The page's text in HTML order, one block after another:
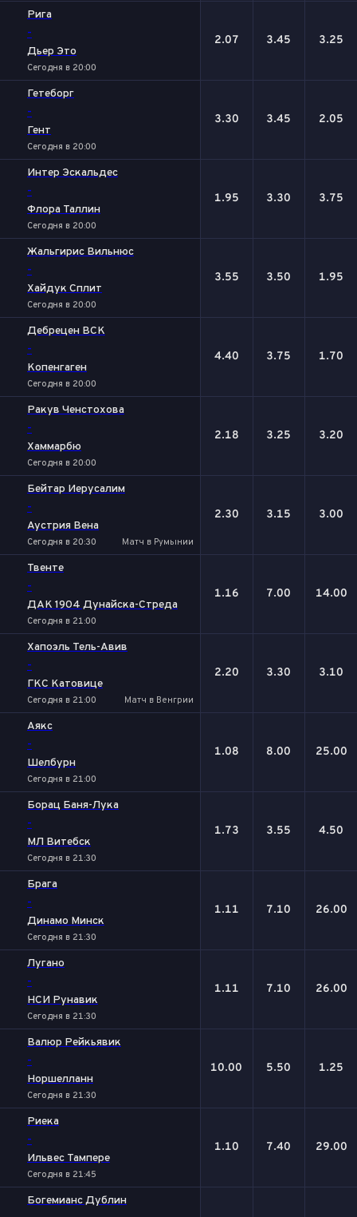
Рига
-
Дьер Это
Сегодня в 20:00
2.07 3.45 3.25
Гетеборг
-
Гент
Сегодня в 20:00
3.30 3.45 2.05
Интер Эскальдес
-
Флора Таллин
Сегодня в 20:00
1.95 3.30 3.75
Жальгирис Вильнюс
-
Хайдук Сплит
Сегодня в 20:00
3.55 3.50 1.95
Дебрецен ВСК
-
Копенгаген
Сегодня в 20:00
4.40 3.75 1.70
Ракув Ченстохова
-
Хаммарбю
Сегодня в 20:00
2.18 3.25 3.20
Бейтар Иерусалим
-
Аустрия Вена
Сегодня в 20:30 Матч в Румынии
2.30 3.15 3.00
Твенте
-
ДАК 1904 Дунайска-Стреда
Сегодня в 21:00
1.16 7.00 14.00
Хапоэль Тель-Авив
-
ГКС Катовице
Сегодня в 21:00 Матч в Венгрии
2.20 3.30 3.10
Аякс
-
Шелбурн
Сегодня в 21:00
1.08 8.00 25.00
Борац Баня-Лука
-
МЛ Витебск
Сегодня в 21:30
1.73 3.55 4.50
Брага
-
Динамо Минск
Сегодня в 21:30
1.11 7.10 26.00
Лугано
-
НСИ Рунавик
Сегодня в 21:30
1.11 7.10 26.00
Валюр Рейкьявик
-
Норшелланн
Сегодня в 21:30
10.00 5.50 1.25
Риека
-
Ильвес Тампере
Сегодня в 21:45
1.10 7.40 29.00
Богемианс Дублин